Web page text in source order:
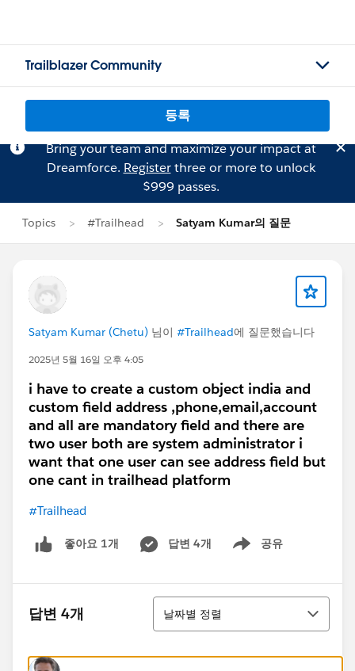
Trailblazer Community
등록
Bring your team and maximize your impact at
Dreamforce. Registerthree or more to unlock
$999 passes.
Topics #Trailhead Satyam Kumar의 질문
Satyam Kumar (Chetu) 님이 #Trailhead에 질문했습니다
2025년 5월 16일 오후 4:05
i have to create a custom object india and
custom field address ,phone,email,account
and all are mandatory field and there are
two user both are system administrator i
want that one user can see address field but
one cant in trailhead platform
#Trailhead
좋아요 1개 답변 4개 공유
Show menu
답변 4개
정렬
날짜별 정렬